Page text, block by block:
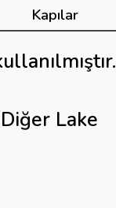
Kapılar
Diğer Lake